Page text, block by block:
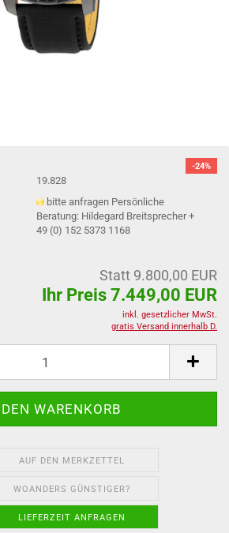
-24%
19.828
bitte anfragen Persönliche
Beratung: Hildegard Breitsprecher +
49 (0) 152 5373 1168
Statt 9.800,00 EUR
Ihr Preis 7.449,00 EUR
inkl. gesetzlicher MwSt.
gratis Versand innerhalb D.
AUF DEN MERKZETTEL
WOANDERS GÜNSTIGER?
LIEFERZEIT ANFRAGEN